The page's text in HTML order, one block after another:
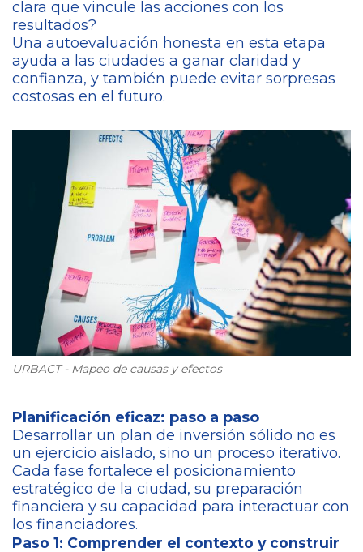
clara que vincule las acciones con los
resultados?
Una autoevaluación honesta en esta etapa
ayuda a las ciudades a ganar claridad y
confianza, y también puede evitar sorpresas
costosas en el futuro.
URBACT - Mapeo de causas y efectos
Planificación eficaz: paso a paso
Desarrollar un plan de inversión sólido no es
un ejercicio aislado, sino un proceso iterativo.
Cada fase fortalece el posicionamiento
estratégico de la ciudad, su preparación
financiera y su capacidad para interactuar con
los financiadores.
Paso 1: Comprender el contexto y construir